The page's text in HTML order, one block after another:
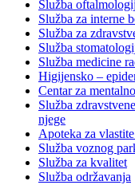
Služba
Služba za interne
Služba za
Služba
Služba medicine
Higijensko –
Centar za
Služba
njege
Apoteka za
Služba voznog
Služba za kvalitet
Služba održavanja